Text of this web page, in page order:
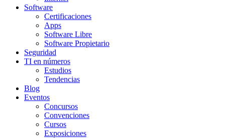
Software
Certificaciones
Apps
Software Libre
Software Propietario
Seguridad
TI en números
Estudios
Tendencias
Blog
Eventos
Concursos
Convenciones
Cursos
Exposiciones